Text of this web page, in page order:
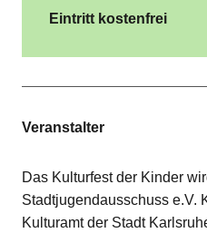
Eintritt kostenfrei
Veranstalter
Das Kulturfest der Kinder
Stadtjugendausschuss e.V.
Kulturamt der Stadt